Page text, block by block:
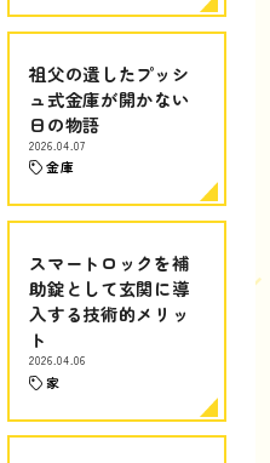
祖父の遺したプッシ
ュ式金庫が開かない
日の物語
2026.04.07
金庫
スマートロックを補
助錠として玄関に導
入する技術的メリッ
ト
2026.04.06
家